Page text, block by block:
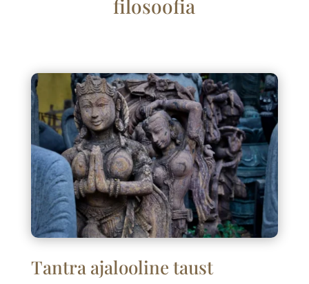
filosoofia
Tantra ajalooline taust